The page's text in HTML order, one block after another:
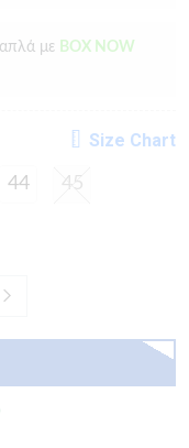
με BOX NOW
Size Chart
44 45